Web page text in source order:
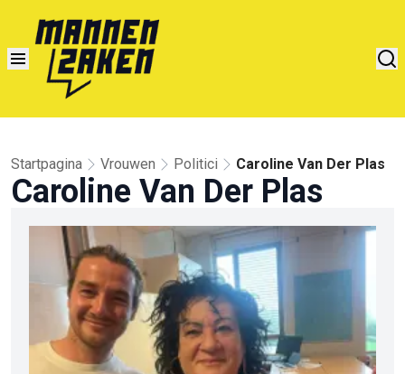
Startpagina Vrouwen Politici Caroline Van Der Plas
Caroline Van Der Plas